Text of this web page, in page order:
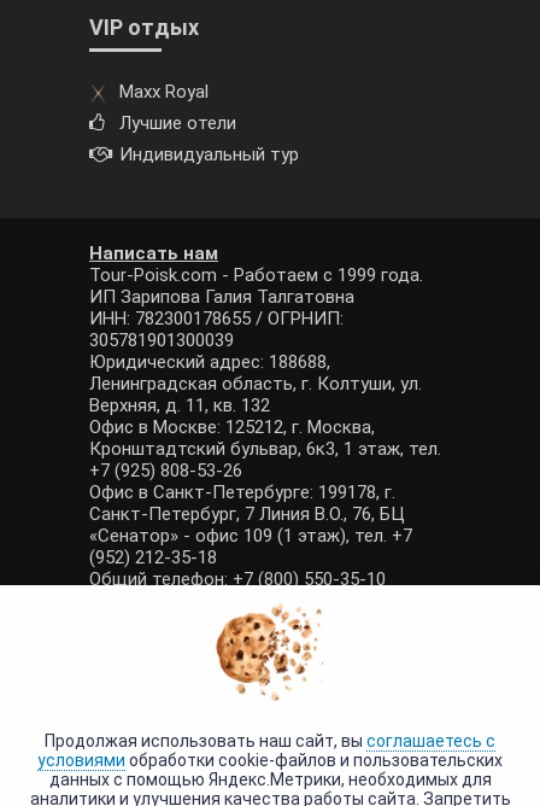
VIP отдых
Maxx Royal
Лучшие отели
Индивидуальный тур
Написать нам
Tour-Poisk.com - Работаем с 1999 года.
ИП Зарипова Галия Талгатовна
ИНН: 782300178655 / ОГРНИП:
305781901300039
Юридический адрес: 188688,
Ленинградская область, г. Колтуши, ул.
Верхняя, д. 11, кв. 132
Офис в Москве: 125212, г. Москва,
Кронштадтский бульвар, 6к3, 1 этаж, тел.
+7 (925) 808-53-26
Офис в Санкт-Петербурге: 199178, г.
Санкт-Петербург, 7 Линия В.О., 76, БЦ
«Сенатор» - офис 109 (1 этаж), тел. +7
(952) 212-35-18
Общий телефон: +7 (800) 550-35-10
E-mail: manager@tour-poisk.com (общие
вопросы), admin@tour-poisk.com (жалобы)
Номер в Общероссийском реестре
туристических агентств: РТА 0003424
Политика конфиденциальности
Продолжая использовать наш сайт, вы соглашаетесь с
условиями обработки cookie-файлов и пользовательских
данных с помощью Яндекс.Метрики, необходимых для
аналитики и улучшения качества работы сайта. Запретить